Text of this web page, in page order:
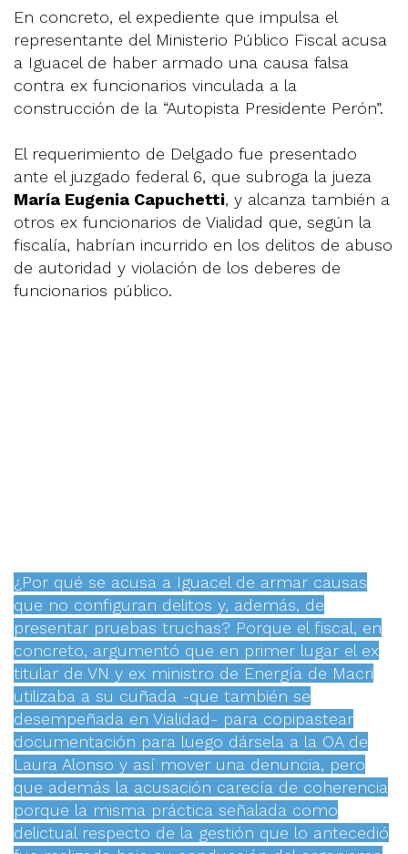
En concreto, el expediente que impulsa el
representante del Ministerio Público Fiscal acusa
a Iguacel de haber armado una causa falsa
contra ex funcionarios vinculada a la
construcción de la “Autopista Presidente Perón”.
El requerimiento de Delgado fue presentado
ante el juzgado federal 6, que subroga la jueza
María Eugenia Capuchetti, y alcanza también a
otros ex funcionarios de Vialidad que, según la
fiscalía, habrían incurrido en los delitos de abuso
de autoridad y violación de los deberes de
funcionarios público.
¿Por qué se acusa a Iguacel de armar causas
que no configuran delitos y, además, de
presentar pruebas truchas? Porque el fiscal, en
concreto, argumentó que en primer lugar el ex
titular de VN y ex ministro de Energía de Macri
utilizaba a su cuñada -que también se
desempeñada en Vialidad- para copipastear
documentación para luego dársela a la OA de
Laura Alonso y así mover una denuncia, pero
que además la acusación carecía de coherencia
porque la misma práctica señalada como
delictual respecto de la gestión que lo antecedió